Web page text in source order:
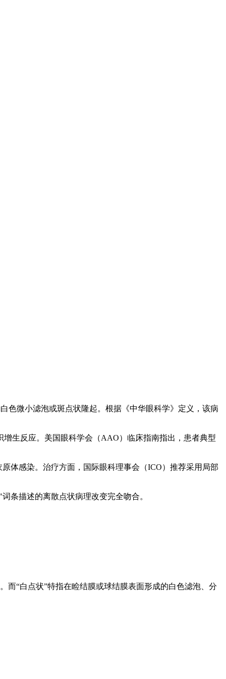
色微小滤泡或斑点状隆起。根据《中华眼科学》定义，该病
生反应。美国眼科学会（AAO）临床指南指出，患者典型
体感染。治疗方面，国际眼科理事会（ICO）推荐采用局部
条描述的离散点状病理改变完全吻合。
而“白点状”特指在睑结膜或球结膜表面形成的白色滤泡、分